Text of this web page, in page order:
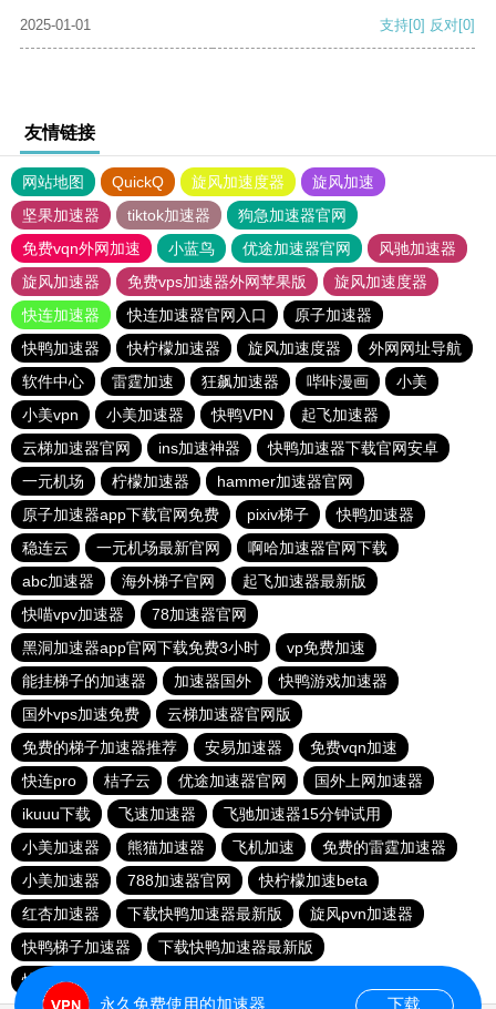
2025-01-01 支持[0] 反对[0]
友情链接
网站地图 QuickQ 旋风加速度器
旋风加速
坚果加速器
tiktok加速器
狗急加速器官网
免费vqn外网加速
小蓝鸟 优途加速器官网
风驰加速器
旋风加速器
免费vps加速器外网苹果版
旋风加速度器
快连加速器
快连加速器官网入口
原子加速器
快鸭加速器
快柠檬加速器 旋风加速度器
外网网址导航
软件中心
雷霆加速 狂飙加速器 哔咔漫画
小美
小美vpn
小美加速器 快鸭VPN
起飞加速器
云梯加速器官网
ins加速神器
快鸭加速器下载官网安卓
一元机场
柠檬加速器
hammer加速器官网
原子加速器app下载官网免费
pixiv梯子
快鸭加速器
稳连云
一元机场最新官网
啊哈加速器官网下载
abc加速器
海外梯子官网
起飞加速器最新版
快喵vpv加速器
78加速器官网
黑洞加速器app官网下载免费3小时
vp免费加速
能挂梯子的加速器
加速器国外
快鸭游戏加速器
国外vps加速免费
云梯加速器官网版
免费的梯子加速器推荐
安易加速器
免费vqn加速
快连pro
桔子云 优途加速器官网
国外上网加速器
ikuuu下载
飞速加速器
飞驰加速器15分钟试用
小美加速器
熊猫加速器 飞机加速
免费的雷霆加速器
小美加速器
788加速器官网
快柠檬加速beta
红杏加速器
下载快鸭加速器最新版
旋风pvn加速器
快鸭梯子加速器
下载快鸭加速器最新版
快鸭app加速器下载安卓
永久免费使用的加速器 下载